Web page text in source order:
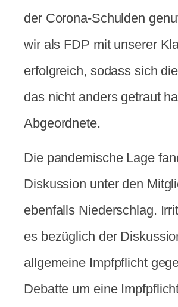
der Corona-Schulden
wir als FDP mit unserer
erfolgreich, sodass sich
das nicht anders getraut
Abgeordnete.
Die pandemische Lage
Diskussion unter den
ebenfalls Niederschlag.
es bezüglich der
allgemeine Impfpflicht
Debatte um eine